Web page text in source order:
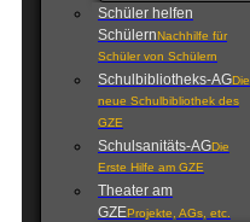
Schüler helfen
SchülernNachhilfe für
Schüler von Schülern
Schulbibliotheks-AGDie
neue Schulbibliothek des
GZE
Schulsanitäts-AGDie
Erste Hilfe am GZE
Theater am
GZEProjekte, AGs, etc.